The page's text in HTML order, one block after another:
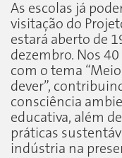
As escolas já
visitação do
estará aberto de
dezembro. Nos
com o tema
dever”,
consciência
educativa, além
práticas
indústria na